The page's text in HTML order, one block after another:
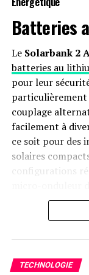
Batteries
Le Solarbank 2
batteries au
pour leur
particulièrement
couplage
facilement à
ce soit pour des
solaires
configurations
Capacité
Avec une
domestique
TECHNOLOGIE